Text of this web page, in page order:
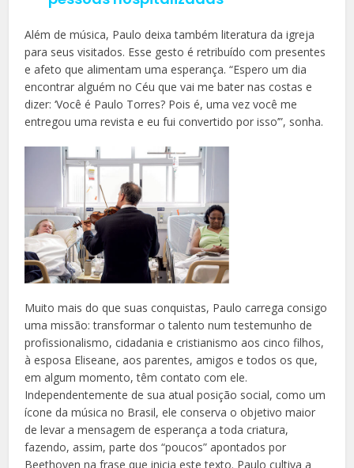
Além de música, Paulo deixa também literatura da igreja
para seus visitados. Esse gesto é retribuído com presentes
e afeto que alimentam uma esperança. “Espero um dia
encontrar alguém no Céu que vai me bater nas costas e
dizer: ‘Você é Paulo Torres? Pois é, uma vez você me
entregou uma revista e eu fui convertido por isso’”, sonha.
Muito mais do que suas conquistas, Paulo carrega consigo
uma missão: transformar o talento num testemunho de
profissionalismo, cidadania e cristianismo aos cinco filhos,
à esposa Eliseane, aos parentes, amigos e todos os que,
em algum momento, têm contato com ele.
Independentemente de sua atual posição social, como um
ícone da música no Brasil, ele conserva o objetivo maior
de levar a mensagem de esperança a toda criatura,
fazendo, assim, parte dos “poucos” apontados por
Beethoven na frase que inicia este texto. Paulo cultiva a